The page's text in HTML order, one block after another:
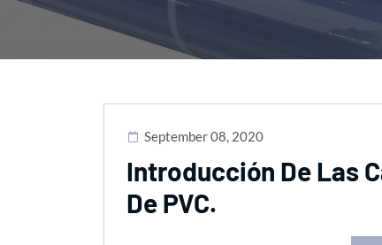
September 08, 2020
Introducción De Las
De PVC.